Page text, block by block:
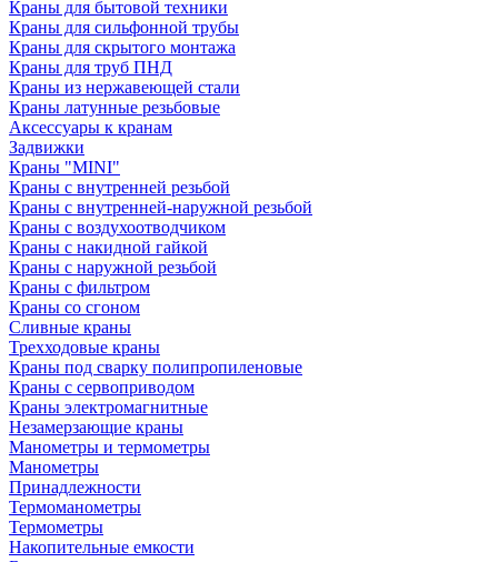
Краны для бытовой техники
Краны для сильфонной трубы
Краны для скрытого монтажа
Краны для труб ПНД
Краны из нержавеющей стали
Краны латунные резьбовые
Аксессуары к кранам
Задвижки
Краны "MINI"
Краны с внутренней резьбой
Краны с внутренней-наружной резьбой
Краны с воздухоотводчиком
Краны с накидной гайкой
Краны с наружной резьбой
Краны с фильтром
Краны со сгоном
Сливные краны
Трехходовые краны
Краны под сварку полипропиленовые
Краны с сервоприводом
Краны электромагнитные
Незамерзающие краны
Манометры и термометры
Манометры
Принадлежности
Термоманометры
Термометры
Накопительные емкости